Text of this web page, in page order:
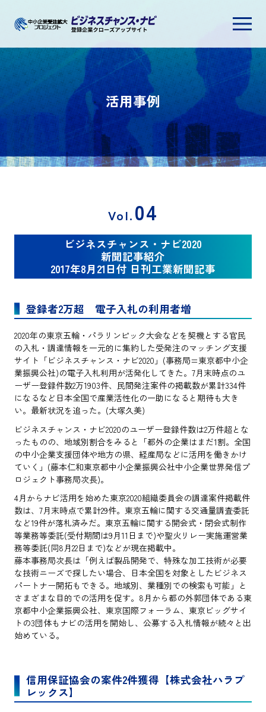
活用事例一覧
ビジネスチャンス・ナビとは？
専門家によるサポート
ご利用へ（無料）
活用事例
Vol. 04
ビジネスチャンス・ナビ2020
新聞記事紹介
2017年8月21日付 日刊工業新聞記事
登録者2万超 電子入札の利用者増
2020年の東京五輪・パラリンピック大会などを契機とする官民
の入札・調達情報を一元的に集約した受発注のマッチング支援
サイト「ビジネスチャンス・ナビ2020」(事務局=東京都中小企
業振興公社)の電子入札利用が活発化してきた。7月末時点のユ
ーザー登録件数2万1903件、民間発注案件の掲載数が累計334件
になるなど日本全国で産業活性化の一助になると期待も大き
い。最新状況を追った。(大塚久美)
ビジネスチャンス・ナビ2020のユーザー登録件数は2万件超とな
ったものの、地域別割合をみると「都外の企業はまだ1割。全国
の中小企業支援団体や地方の県、経産局などに活用を働きかけ
ていく」(藤本仁和東京都中小企業振興公社中小企業世界発信プ
ロジェクト事務局次長)。
4月からナビ活用を始めた東京2020組織委員会の調達案件掲載件
数は、7月末時点で累計29件。東京五輪に関する交通量調査委託
など19件が落札済みだ。東京五輪に関する開会式・閉会式制作
等業務等委託(受付期間は9月11日まで)や聖火リレー実施運営業
務等委託(同8月22日まで)などが現在掲載中。
藤本事務局次長は「例えば製品開発で、特殊な加工技術が必要
な技術ニーズで探したい場合、日本全国を対象としたビジネス
パートナー開拓もできる。地域別、業種別での検索も可能」と
さまざまな目的での活用を促す。8月から都の外郭団体である東
京都中小企業振興公社、東京国際フォーラム、東京ビッグサイ
トの3団体もナビの活用を開始し、公募する入札情報が続々と出
始めている。
信用保証協会の案件2件獲得【株式会社ハラプ
レックス】